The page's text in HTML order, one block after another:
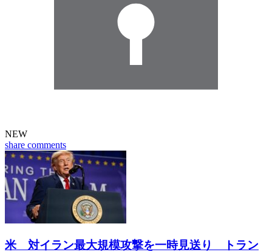
NEW
share comments
米 対イラン最大規模攻撃を一時見送り トラン